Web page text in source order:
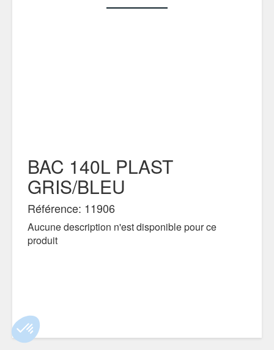
BAC 140L PLAST
GRIS/BLEU
Référence: 11906
Aucune description n'est disponible pour ce
produit